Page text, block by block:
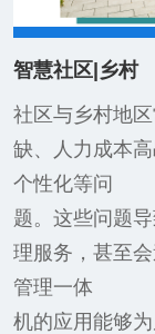
智慧社区|乡村
社区与乡村地
缺、人力成本
个性化等问
题。这些问题
理服务，甚至
管理一体
机的应用能够